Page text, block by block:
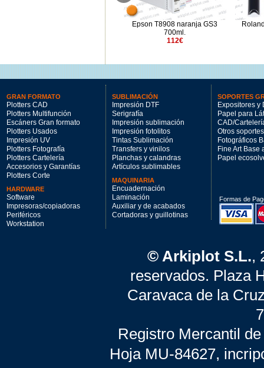
Epson T7134 amarillo GSX
Epson T8908 naranja GS3
700ml.
112€
GRAN FORMATO
Plotters CAD
Plotters Multifunción
Escáners Gran formato
Plotters Usados
Impresión UV
Plotters Fotografía
Plotters Cartelería
Accesorios y Garantías
Plotters Corte
HARDWARE
Software
Impresoras/copiadoras
Periféricos
Workstation
SUBLIMACIÓN
Impresión DTF
Serigrafía
Impresión sublimación
Impresión fotolitos
Tintas Sublimación
Transfers y vinilos
Planchas y calandras
Artículos sublimables
MAQUINARIA
Encuadernación
Laminación
Auxiliar y de acabados
Cortadoras y guillotinas
SOPORTES
Expositores y
Papel para
CAD/
Otros soportes
Fotográficos
Fine Art Base
Papel
Formas de
© Arkiplot S.L.,
reservados. Plaza
Caravaca de la
Registro Mercantil
Hoja MU-84627,